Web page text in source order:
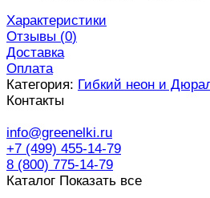
Характеристики
Отзывы (0)
Доставка
Оплата
Категория: Гибкий неон и
Контакты
info@greenelki.ru
+7 (499) 455-14-79
8 (800) 775-14-79
Каталог Показать все